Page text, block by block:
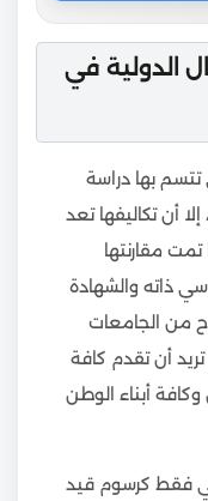
الدولية في
بها دراسة
أن تكاليفها تعد
مقارنتها
ذاته والشهادة
من الجامعات
أن تقدم كافة
أبناء الوطن
1500 دولار أمريكي فقط كرسوم قيد